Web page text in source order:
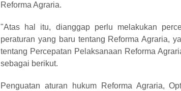
Reforma Agraria.
"Atas hal itu, dianggap perlu melakukan
peraturan yang baru tentang Reforma Agraria,
tentang Percepatan Pelaksanaan Reforma
sebagai berikut.
Penguatan aturan hukum Reforma Agraria,